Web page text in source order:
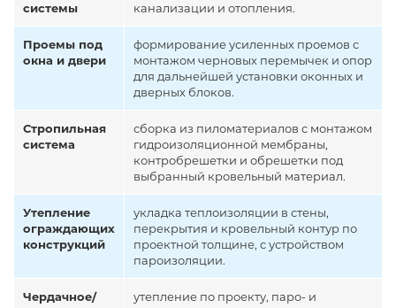
системы
канализации и отопления.
Проемы под
окна и двери
формирование усиленных проемов с
монтажом черновых перемычек и опор
для дальнейшей установки оконных и
дверных блоков.
Стропильная
система
сборка из пиломатериалов с монтажом
гидроизоляционной мембраны,
контробрешетки и обрешетки под
выбранный кровельный материал.
Утепление
ограждающих
конструкций
укладка теплоизоляции в стены,
перекрытия и кровельный контур по
проектной толщине, с устройством
пароизоляции.
Чердачное/
утепление по проекту, паро- и